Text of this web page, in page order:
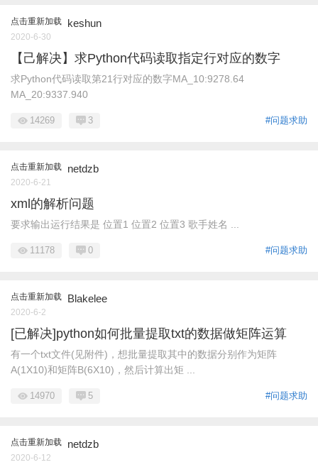
点击重新加载 keshun
2020-6-30
【己解决】求Python代码读取指定行对应的数字
求Python代码读取第21行对应的数字MA_10:9278.64
MA_20:9337.940
#问题求助
14269 3
点击重新加载 netdzb
2020-6-21
xml的解析问题
要求输出运行结果是 位置1 位置2 位置3 歌手姓名 ...
#问题求助
11178 0
点击重新加载 Blakelee
2020-6-2
[已解决]python如何批量提取txt的数据做矩阵运算
有一个txt文件(见附件)，想批量提取其中的数据分别作为矩阵
A(1X10)和矩阵B(6X10)，然后计算出矩 ...
#问题求助
14970 5
点击重新加载 netdzb
2020-6-12